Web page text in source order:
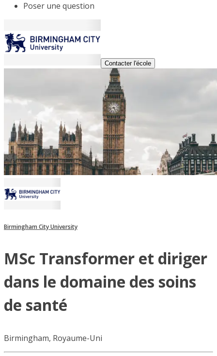
Poser une question
Contacter l'école
Birmingham City University
MSc Transformer et diriger
dans le domaine des soins
de santé
Birmingham, Royaume-Uni